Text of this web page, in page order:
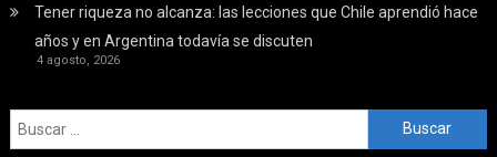
Tener riqueza no alcanza: las lecciones que Chile aprendió hace
años y en Argentina todavía se discuten
4 agosto, 2026
Buscar: